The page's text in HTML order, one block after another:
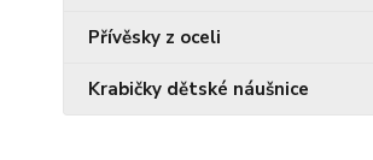
Přívěsky z oceli
Krabičky dětské náušnice